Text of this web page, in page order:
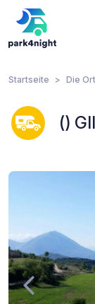
Startseite Die
()